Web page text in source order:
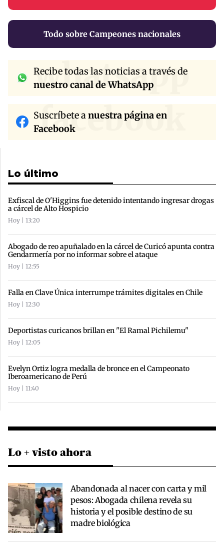
Todo sobre Campeones nacionales
whatsapp
Recibe todas las noticias a través de
nuestro canal de WhatsApp
facebook
Suscríbete anuestra página en
Facebook
Lo último
Exfiscal de O'Higgins fue detenido intentando ingresar drogas
a cárcel de Alto Hospicio
Hoy | 13:20
Abogado de reo apuñalado en la cárcel de Curicó apunta contra
Gendarmería por no informar sobre el ataque
Hoy | 12:55
Falla en Clave Única interrumpe trámites digitales en Chile
Hoy | 12:30
Deportistas curicanos brillan en "El Ramal Pichilemu"
Hoy | 12:05
Evelyn Ortiz logra medalla de bronce en el Campeonato
Iberoamericano de Perú
Hoy | 11:40
Lo + visto ahora
Abandonada al nacer con carta y mil
pesos: Abogada chilena revela su
historia y el posible destino de su
madre biológica